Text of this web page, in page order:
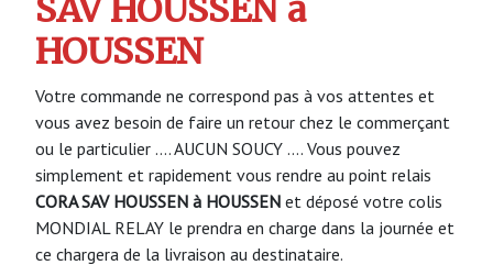
SAV HOUSSEN à
HOUSSEN
Votre commande ne correspond pas à vos attentes et
vous avez besoin de faire un retour chez le commerçant
ou le particulier …. AUCUN SOUCY …. Vous pouvez
simplement et rapidement vous rendre au point relais
CORA SAV HOUSSEN à HOUSSEN et déposé votre colis
MONDIAL RELAY le prendra en charge dans la journée et
ce chargera de la livraison au destinataire.